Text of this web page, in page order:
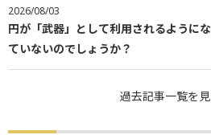
2026/08/03
円が「武器」として利用されるようにな
ていないのでしょうか？
過去記事一覧を